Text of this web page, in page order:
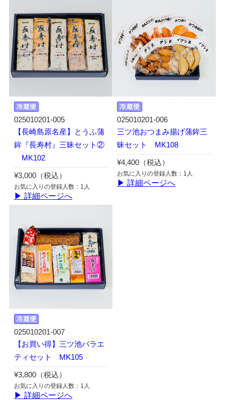
025010201-005
【長崎島原名産】とうふ蒲
鉾『長寿村』三昧セット②
MK102
¥3,000（税込）
お気に入りの登録人数：1人
▶ 詳細ページへ
025010201-006
三ツ池おつまみ揚げ蒲鉾三
昧セット MK108
¥4,400（税込）
お気に入りの登録人数：1人
▶ 詳細ページへ
025010201-007
【お買い得】三ツ池バラエ
ティセット MK105
¥3,800（税込）
お気に入りの登録人数：1人
▶ 詳細ページへ